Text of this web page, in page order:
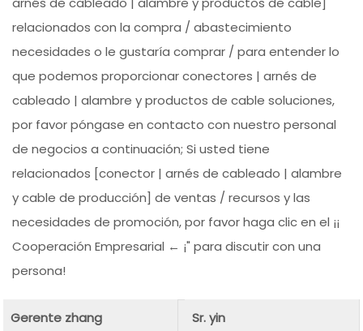
relacionados con la compra / abastecimiento
necesidades o le gustaría comprar / para entender lo
que podemos proporcionar conectores | arnés de
cableado | alambre y productos de cable soluciones,
por favor póngase en contacto con nuestro personal
de negocios a continuación; Si usted tiene
relacionados [conector | arnés de cableado | alambre
y cable de producción] de ventas / recursos y las
necesidades de promoción, por favor haga clic en el ¡¡
Cooperación Empresarial ← ¡" para discutir con una
persona!
Gerente zhang
Sr. yin